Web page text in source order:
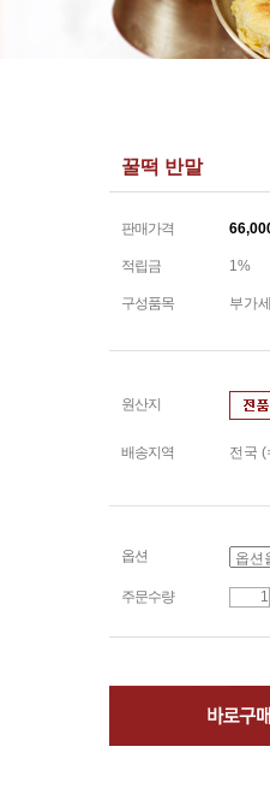
꿀떡 반말
판매가격
적립금 1%
구성품목 부가
원산지
배송지역 전국
옵션
주문수량